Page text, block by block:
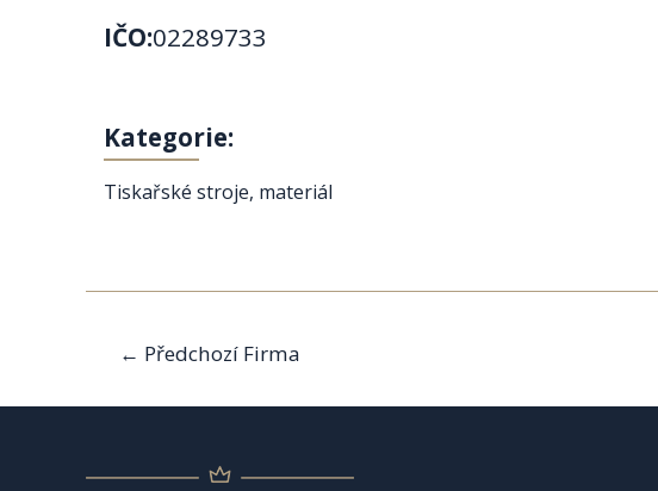
IČO:02289733
Kategorie:
Tiskařské stroje, materiál
Navigace
pro
příspěvek
← Předchozí Firma